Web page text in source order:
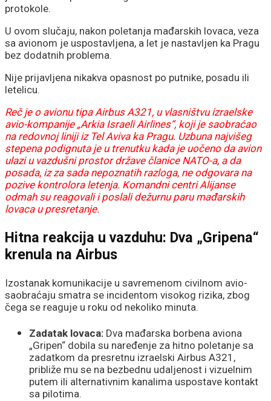
protokole.
U ovom slučaju, nakon poletanja mađarskih lovaca, veza
sa avionom je uspostavljena, a let je nastavljen ka Pragu
bez dodatnih problema.
Nije prijavljena nikakva opasnost po putnike, posadu ili
letelicu.
Reč je o avionu tipa Airbus A321, u vlasništvu izraelske
avio-kompanije „Arkia Israeli Airlines“, koji je saobraćao
na redovnoj liniji iz Tel Aviva ka Pragu. Uzbuna najvišeg
stepena podignuta je u trenutku kada je uočeno da avion
ulazi u vazdušni prostor države članice NATO-a, a da
posada, iz za sada nepoznatih razloga, ne odgovara na
pozive kontrolora letenja. Komandni centri Alijanse
odmah su reagovali i poslali dežurnu paru mađarskih
lovaca u presretanje.
Hitna reakcija u vazduhu: Dva „Gripena“
krenula na Airbus
Izostanak komunikacije u savremenom civilnom avio-
saobraćaju smatra se incidentom visokog rizika, zbog
čega se reaguje u roku od nekoliko minuta.
Zadatak lovaca: Dva mađarska borbena aviona
„Gripen“ dobila su naređenje za hitno poletanje sa
zadatkom da presretnu izraelski Airbus A321,
približe mu se na bezbednu udaljenost i vizuelnim
putem ili alternativnim kanalima uspostave kontakt
sa pilotima.